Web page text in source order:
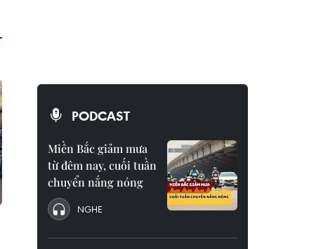
PODCAST
Miền Bắc giảm mưa
từ đêm nay, cuối tuần
chuyển nắng nóng
NGHE